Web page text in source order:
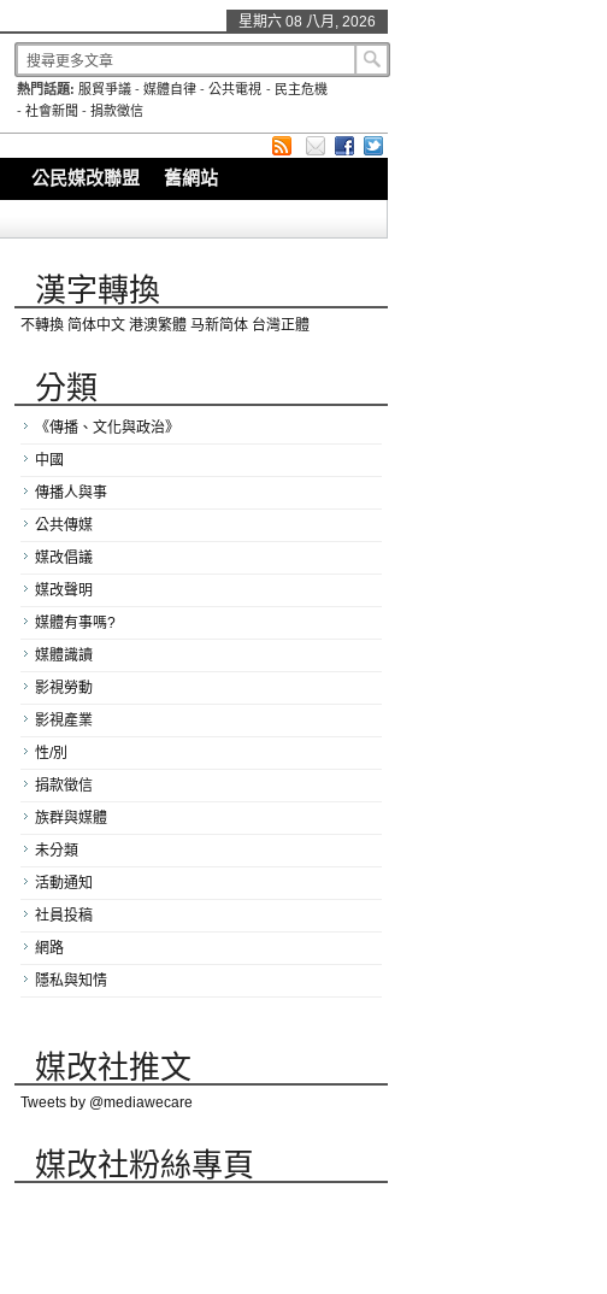
星期六 08 八月, 2026
熱門話題: 服貿爭議 -媒體自律 -公共電視 - 民主危機
- 社會新聞 - 捐款徵信
公民媒改聯盟 舊網站
漢字轉換
不轉換 简体中文 港澳繁體 马新简体 台灣正體
分類
《傳播、文化與政治》
中國
傳播人與事
公共傳媒
媒改倡議
媒改聲明
媒體有事嗎?
媒體識讀
影視勞動
影視產業
性/別
捐款徵信
族群與媒體
未分類
活動通知
社員投稿
網路
隱私與知情
媒改社推文
Tweets by @mediawecare
媒改社粉絲專頁